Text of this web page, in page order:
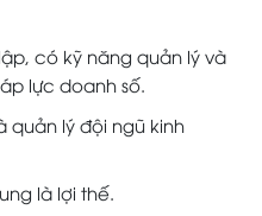
có kỹ năng quản lý và
lực doanh số.
quản lý đội ngũ kinh
là lợi thế.